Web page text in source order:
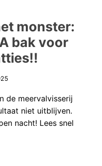
monster:
bak voor
de meervalvisserij
niet uitblijven.
nacht! Lees snel